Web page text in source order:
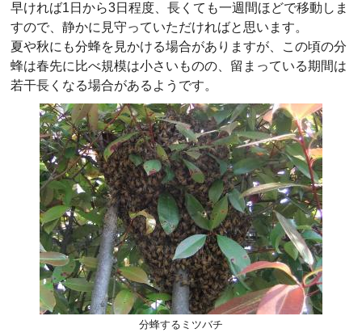
早ければ1日から3日程度、長くても一週間ほどで移動しま
すので、静かに見守っていただければと思います。
夏や秋にも分蜂を見かける場合がありますが、この頃の分
蜂は春先に比べ規模は小さいものの、留まっている期間は
若干長くなる場合があるようです。
分蜂するミツバチ